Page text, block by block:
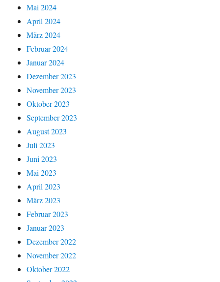
Mai 2024
April 2024
März 2024
Februar 2024
Januar 2024
Dezember 2023
November 2023
Oktober 2023
September 2023
August 2023
Juli 2023
Juni 2023
Mai 2023
April 2023
März 2023
Februar 2023
Januar 2023
Dezember 2022
November 2022
Oktober 2022